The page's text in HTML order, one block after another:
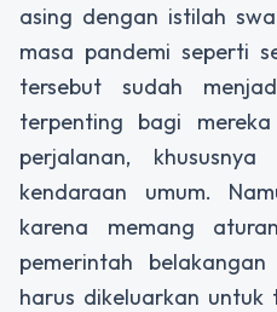
asing dengan istilah
masa pandemi seperti
tersebut sudah
terpenting bagi
perjalanan,
kendaraan umum.
karena memang
pemerintah
harus dikeluarkan untuk